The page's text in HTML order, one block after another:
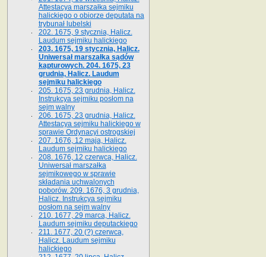
Attestacya marszałka sejmiku
halickiego o obiorze deputata na
trybunał lubelski
202. 1675, 9 stycznia, Halicz.
Laudum sejmiku halickiego
203. 1675, 19 stycznia, Halicz.
Uniwersał marszałka sądów
kapturowych. 204. 1675, 23
grudnia, Halicz. Laudum
sejmiku halickiego
205. 1675, 23 grudnia, Halicz.
Instrukcya sejmiku posłom na
sejm walny
206. 1675, 23 grudnia, Halicz.
Attestacya sejmiku halickiego w
sprawie Ordynacyi ostrogskiej
207. 1676, 12 maja, Halicz.
Laudum sejmiku halickiego
208. 1676, 12 czerwca, Halicz.
Uniwersał marszałka
sejmikowego w sprawie
składania uchwalonych
poborów. 209. 1676, 3 grudnia,
Halicz. Instrukcya sejmiku
posłom na sejm walny
210. 1677, 29 marca, Halicz.
Laudum sejmiku deputackiego
211. 1677, 20 (?) czerwca,
Halicz. Laudum sejmiku
halickiego